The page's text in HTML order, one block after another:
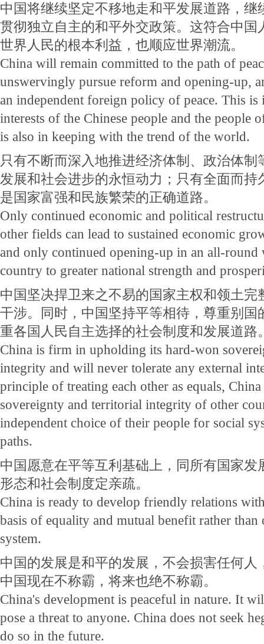
中国将继续坚定不移地走和平发展道路，继
贯彻独立自主的和平外交政策。这符合中国
世界人民的根本利益，也顺应世界潮流。
China will remain committed to the path of
unswervingly pursue reform and opening-up,
an independent foreign policy of peace. This is
interests of the Chinese people and the people
is also in keeping with the trend of the world.
只有不断而深入地推进经济体制、政治体制
发展和社会进步的永恒动力；只有全面而持
是国家富强和民族繁荣的正确道路。
Only continued economic and political
other fields can lead to sustained economic
and only continued opening-up in an all-round
country to greater national strength and
中国坚决捍卫来之不易的国家主权和领土完
干涉。同时，中国坚持平等相待，尊重别国
重各国人民自主选择的社会制度和发展道路
China is firm in upholding its hard-won
integrity and will never tolerate any external
principle of treating each other as equals, China
sovereignty and territorial integrity of other
independent choice of their people for social
paths.
中国愿意在平等互利基础上，同所有国家发
形态和社会制度定亲疏。
China is ready to develop friendly relations
basis of equality and mutual benefit rather
system.
中国的发展是和平的发展，不会损害任何人
中国现在不称霸，将来也绝不称霸。
China's development is peaceful in nature. It
pose a threat to anyone. China does not seek
do so in the future.